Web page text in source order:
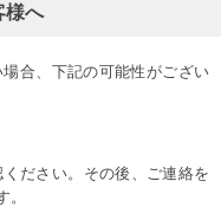
様へ
合、下記の可能性がござい
ださい。その後、ご連絡を